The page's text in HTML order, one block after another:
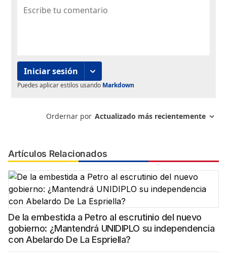
Artículos Relacionados
De la embestida a Petro al escrutinio del nuevo
gobierno: ¿Mantendrá UNIDIPLO su independencia
con Abelardo De La Espriella?